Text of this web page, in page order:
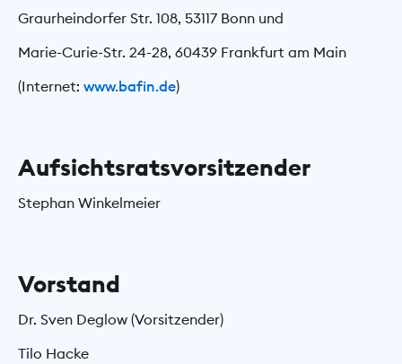
Graurheindorfer Str. 108, 53117 Bonn und
Marie-Curie-Str. 24-28, 60439 Frankfurt am Main
(Internet: www.bafin.de)
Aufsichtsratsvorsitzender
Stephan Winkelmeier
Vorstand
Dr. Sven Deglow (Vorsitzender)
Tilo Hacke